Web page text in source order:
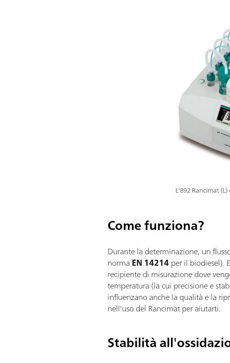
L'892 Rancimat
Come funziona?
Durante la determinazione, un
norma EN 14214per il biodiesel).
recipiente di misurazione dove
temperatura (la cui precisione e
influenzano anche la qualità e la
nell'uso del Rancimat per aiutarti.
Stabilità